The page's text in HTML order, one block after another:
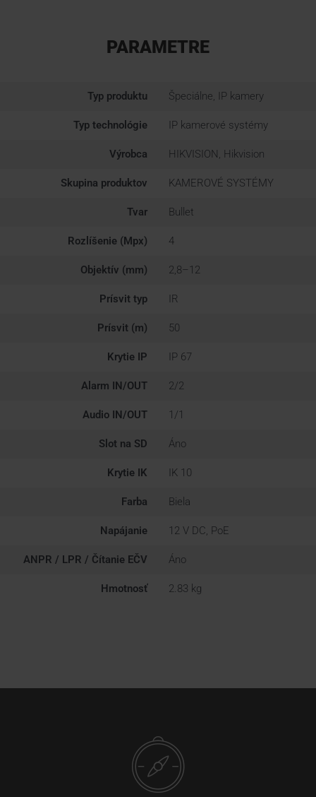
PARAMETRE
Typ produktu Špeciálne, IP kamery
Typ technológie IP kamerové systémy
Výrobca HIKVISION, Hikvision
Skupina produktov KAMEROVÉ SYSTÉMY
Tvar Bullet
Rozlíšenie (Mpx) 4
Objektív (mm) 2,8–12
Prísvit typ IR
Prísvit (m) 50
Krytie IP IP 67
Alarm IN/OUT 2/2
Audio IN/OUT 1/1
Slot na SD Áno
Krytie IK IK 10
Farba Biela
Napájanie 12 V DC, PoE
ANPR / LPR / Čítanie EČV Áno
Hmotnosť 2.83 kg